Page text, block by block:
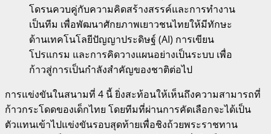
โดรนควบคู่กับความคิดสร้างสรรค์และการทำงาน
เป็นทีม เพื่อพัฒนาศักยภาพเยาวชนไทยให้มีทักษะ
ด้านเทคโนโลยีปัญญาประดิษฐ์ (AI) การเขียน
โปรแกรม และการคิดวางแผนอย่างเป็นระบบ เพื่อ
ก้าวสู่การเป็นกำลังสำคัญของชาติต่อไป
การแข่งขันในสนามที่ 4 นี้ ยิ่งสะท้อนให้เห็นถึงความสามารถที่
ก้าวกระโดดของเด็กไทย โดยทีมที่ผ่านการคัดเลือกจะได้เป็น
ตัวแทนเข้าไปแข่งขันรอบสุดท้ายเพื่อชิงถ้วยพระราชทาน